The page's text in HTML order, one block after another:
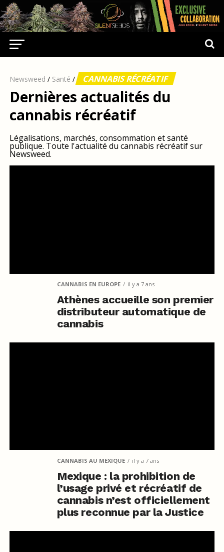
Newsweed / Santé / CANNABIS RÉCRÉATIF
Dernières actualités du
cannabis récréatif
Légalisations, marchés, consommation et santé
publique. Toute l'actualité du cannabis récréatif sur
Newsweed.
CANNABIS EN EUROPE il y a 7 ans
Athènes accueille son premier
distributeur automatique de
cannabis
CANNABIS AU MEXIQUE il y a 7 ans
Mexique : la prohibition de
l’usage privé et récréatif de
cannabis n’est officiellement
plus reconnue par la Justice